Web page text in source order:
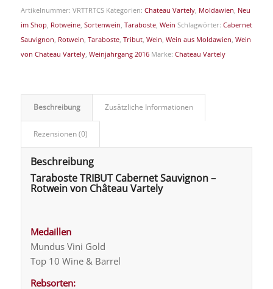
Artikelnummer: VRTTRTCS Kategorien: Chateau Vartely, Moldawien, Neu
im Shop, Rotweine, Sortenwein, Taraboste, Wein Schlagwörter: Cabernet
Sauvignon, Rotwein, Taraboste, Tribut, Wein, Wein aus Moldawien, Wein
von Chateau Vartely, Weinjahrgang 2016 Marke: Chateau Vartely
Beschreibung Zusätzliche Informationen
Rezensionen (0)
Beschreibung
Taraboste TRIBUT Cabernet Sauvignon –
Rotwein von Château Vartely
Medaillen
Mundus Vini Gold
Top 10 Wine & Barrel
Rebsorten: